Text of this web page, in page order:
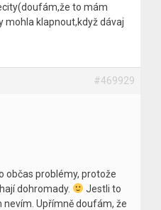
to mám
mohla klapnout,když dávaj
#469929
občas problémy, protože
dohromady.
Jestli to
nevím. Upřímně doufám, že